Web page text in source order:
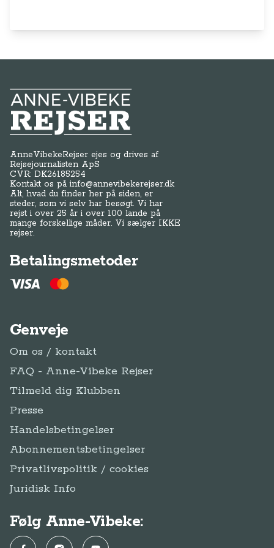
Anne-Vibeke Rejser
AnneVibekeRejser ejes og drives af
Rejsejournalisten ApS
CVR: DK26185254
Kontakt os påinfo@annevibekerejser.dk
Alt, hvad du finder her på siden, er
steder, som vi selv har besøgt. Vi har
rejst i over 25 år i over 100 lande på
mange forskellige måder. Vi sælger IKKE
rejser.
Betalingsmetoder
Genveje
Om os / kontakt
FAQ - Anne-Vibeke Rejser
Tilmeld dig Klubben
Presse
Handelsbetingelser
Abonnementsbetingelser
Privatlivspolitik / cookies
Juridisk Info
Følg Anne-Vibeke: